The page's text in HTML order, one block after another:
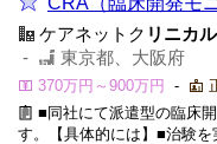
ケアネットク リニカル
-
東京都、大阪府
370万円～900万円 -
■同社にて派遣型の臨床
す。【具体的には】■治験